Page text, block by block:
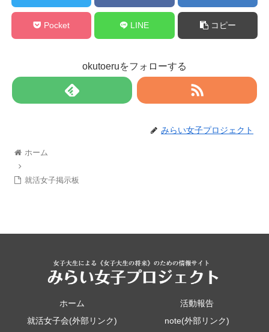
Pocket LINE コピー
okutoeruをフォローする
みらい女子プロジェクト
ホーム
就活女子掲示板
ホーム
活動報告
就活女子会(外部リンク)
note(外部リンク)